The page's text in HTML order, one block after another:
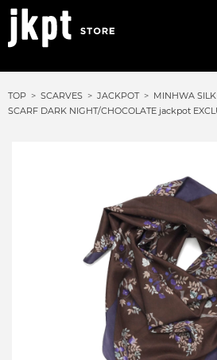
TOP SCARVES JACKPOT
MINHWA
SCARF DARK NIGHT/CHOCOLATE jackpot